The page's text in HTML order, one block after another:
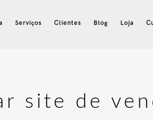
Serviços Clientes Blog Loja
site de